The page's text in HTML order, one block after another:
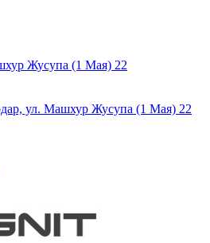
Жусупа (1 Мая) 22
ул. Машхур Жусупа (1 Мая) 22